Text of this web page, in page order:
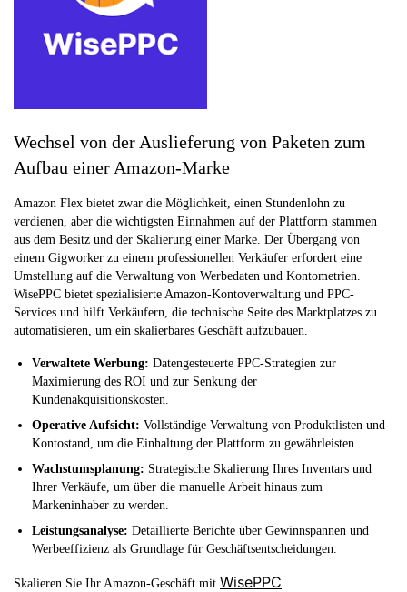
Wechsel von der Auslieferung von Paketen zum
Aufbau einer Amazon-Marke
Amazon Flex bietet zwar die Möglichkeit, einen Stundenlohn zu
verdienen, aber die wichtigsten Einnahmen auf der Plattform stammen
aus dem Besitz und der Skalierung einer Marke. Der Übergang von
einem Gigworker zu einem professionellen Verkäufer erfordert eine
Umstellung auf die Verwaltung von Werbedaten und Kontometrien.
WisePPC bietet spezialisierte Amazon-Kontoverwaltung und PPC-
Services und hilft Verkäufern, die technische Seite des Marktplatzes zu
automatisieren, um ein skalierbares Geschäft aufzubauen.
Verwaltete Werbung: Datengesteuerte PPC-Strategien zur
Maximierung des ROI und zur Senkung der
Kundenakquisitionskosten.
Operative Aufsicht: Vollständige Verwaltung von Produktlisten und
Kontostand, um die Einhaltung der Plattform zu gewährleisten.
Wachstumsplanung: Strategische Skalierung Ihres Inventars und
Ihrer Verkäufe, um über die manuelle Arbeit hinaus zum
Markeninhaber zu werden.
Leistungsanalyse: Detaillierte Berichte über Gewinnspannen und
Werbeeffizienz als Grundlage für Geschäftsentscheidungen.
Skalieren Sie Ihr Amazon-Geschäft mit WisePPC